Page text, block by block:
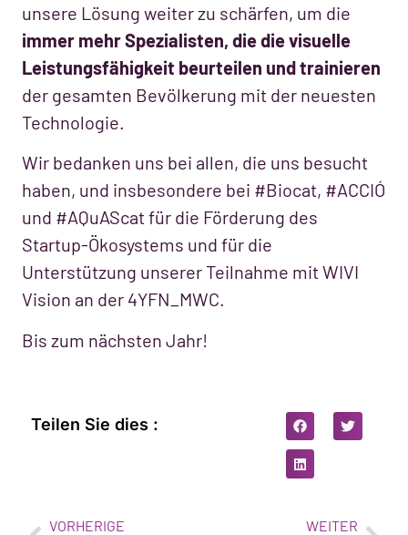
unsere Lösung weiter zu schärfen, um die
immer mehr Spezialisten, die die visuelle
Leistungsfähigkeit beurteilen und trainieren
der gesamten Bevölkerung mit der neuesten
Technologie.
Wir bedanken uns bei allen, die uns besucht
haben, und insbesondere bei #Biocat, #ACCIÓ
und #AQuAScat für die Förderung des
Startup-Ökosystems und für die
Unterstützung unserer Teilnahme mit WIVI
Vision an der 4YFN_MWC.
Bis zum nächsten Jahr!
Teilen Sie dies :
VORHERIGE WEITER